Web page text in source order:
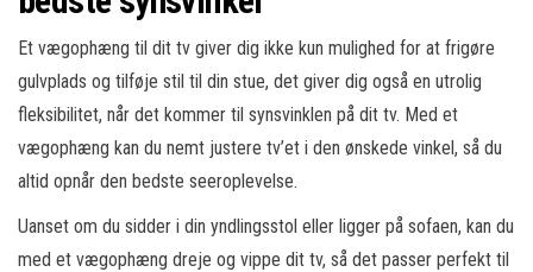
Et vægophæng til dit tv giver dig ikke kun mulighed for at frigøre
gulvplads og tilføje stil til din stue, det giver dig også en utrolig
fleksibilitet, når det kommer til synsvinklen på dit tv. Med et
vægophæng kan du nemt justere tv’et i den ønskede vinkel, så du
altid opnår den bedste seeroplevelse.
Uanset om du sidder i din yndlingsstol eller ligger på sofaen, kan du
med et vægophæng dreje og vippe dit tv, så det passer perfekt til